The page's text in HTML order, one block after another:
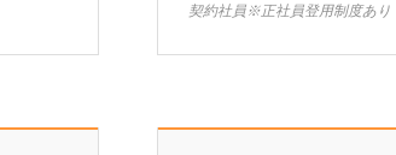
契約社員※正社員登用制